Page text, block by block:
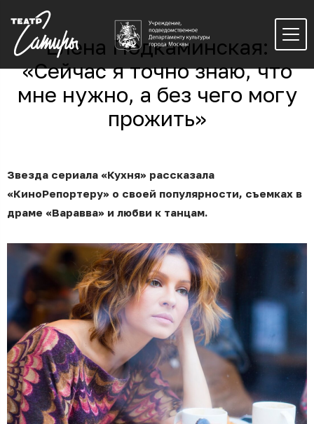
Елена Подкаминская:
«Сейчас я точно знаю, что
мне нужно, а без чего могу
прожить»
Звезда сериала «Кухня» рассказала
«КиноРепортеру» о своей популярности, съемках в
драме «Варавва» и любви к танцам.